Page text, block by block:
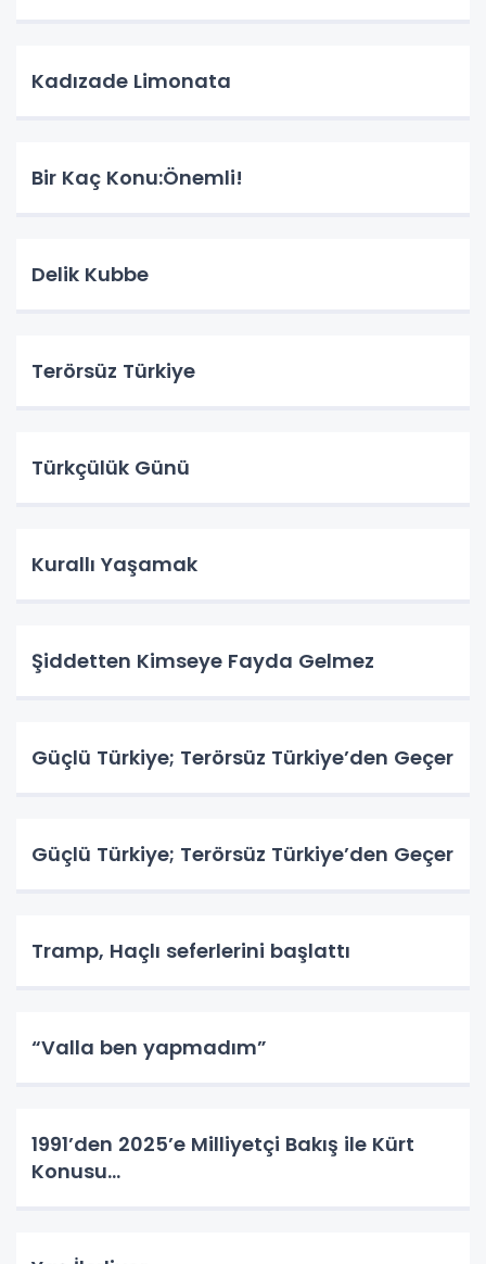
Kadızade Limonata
Bir Kaç Konu:Önemli!
Delik Kubbe
Terörsüz Türkiye
Türkçülük Günü
Kurallı Yaşamak
Şiddetten Kimseye Fayda Gelmez
Güçlü Türkiye; Terörsüz Türkiye’den Geçer
Güçlü Türkiye; Terörsüz Türkiye’den Geçer
Tramp, Haçlı seferlerini başlattı
“Valla ben yapmadım”
1991’den 2025’e Milliyetçi Bakış ile Kürt
Konusu…